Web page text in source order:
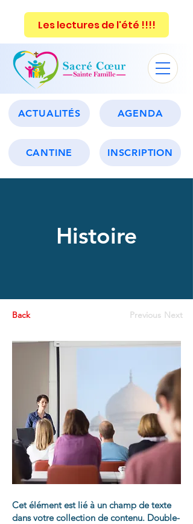
ACTUALITÉS AGENDA
CANTINE INSCRIPTION
Les lectures de l'été !!!!
Histoire
Back Previous Next
Cet élément est lié à un champ de texte
dans votre collection de contenu. Double-